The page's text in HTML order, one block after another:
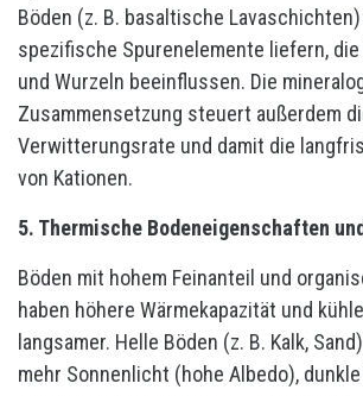
Böden (z. B. basaltische
spezifische Spurenelemente liefern,
und Wurzeln beeinflussen. Die
Zusammensetzung steuert außerdem
Verwitterungsrate und damit die
von Kationen.
5. Thermische Bodeneigenschaften
Böden mit hohem Feinanteil und
haben höhere Wärmekapazität und
langsamer. Helle Böden (z. B. Kalk,
mehr Sonnenlicht (hohe Albedo),